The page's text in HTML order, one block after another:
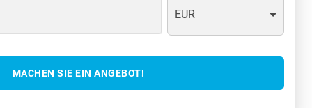
EUR
MACHEN SIE EIN ANGEBOT!